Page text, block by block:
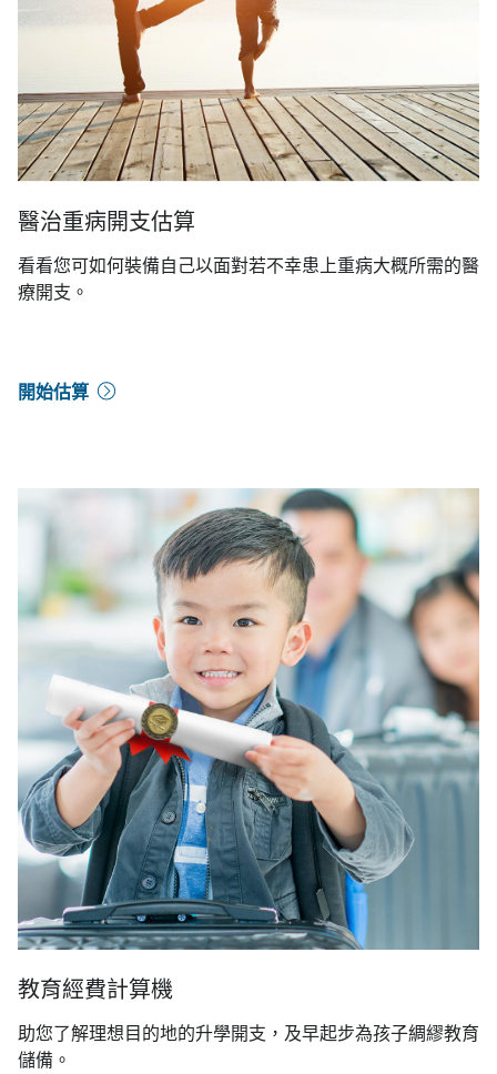
醫治重病開支估算
看看您可如何裝備自己以面對若不幸患上重病大概所需的醫
療開支。
開始估算
教育經費計算機
助您了解理想目的地的升學開支，及早起步為孩子綢繆教育
儲備。